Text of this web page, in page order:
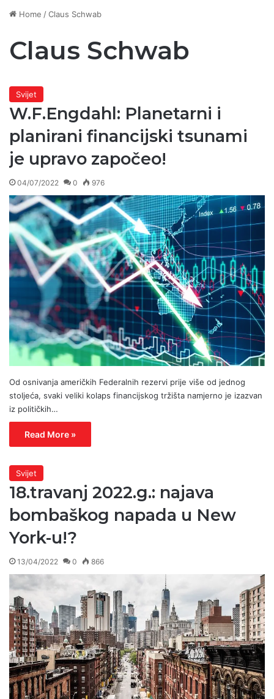
Home /Claus Schwab
Claus Schwab
Svijet
W.F.Engdahl: Planetarni i
planirani financijski tsunami
je upravo započeo!
04/07/2022 0 976
Od osnivanja američkih Federalnih rezervi prije više od jednog
stoljeća, svaki veliki kolaps financijskog tržišta namjerno je izazvan
iz političkih…
Read More »
Svijet
18.travanj 2022.g.: najava
bombaškog napada u New
York-u!?
13/04/2022 0 866